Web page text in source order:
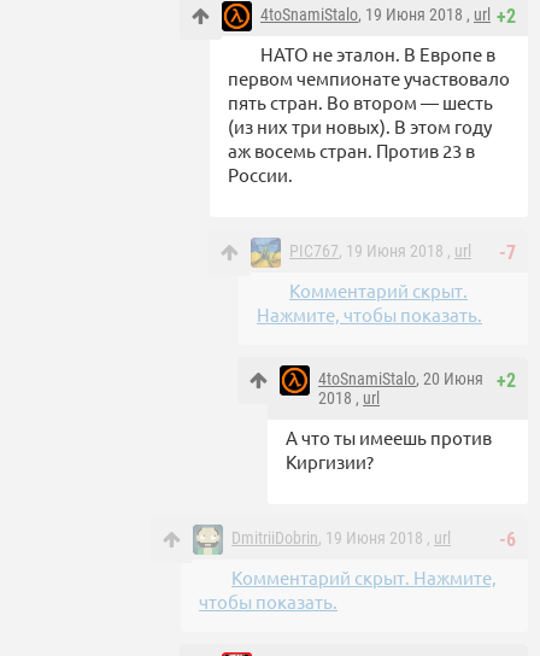
+2
4toSnamiStalo, 19 Июня 2018 , url
НАТО не эталон. В Европе в
первом чемпионате участвовало
пять стран. Во втором — шесть
(из них три новых). В этом году
аж восемь стран. Против 23 в
России.
-7
PIC767, 19 Июня 2018 , url
Комментарий скрыт.
Нажмите, чтобы показать.
+2
4toSnamiStalo, 20 Июня
2018 , url
А что ты имеешь против
Киргизии?
-6
DmitriiDobrin, 19 Июня 2018 , url
Комментарий скрыт. Нажмите,
чтобы показать.